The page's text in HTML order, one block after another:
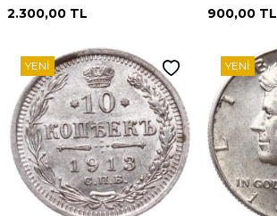
2.300,00 TL 900,00 TL
YENI YENI